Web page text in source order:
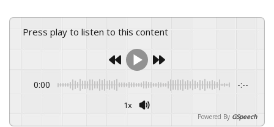
Press play to listen to this content
0:00 -:--
1x
Powered By GSpeech